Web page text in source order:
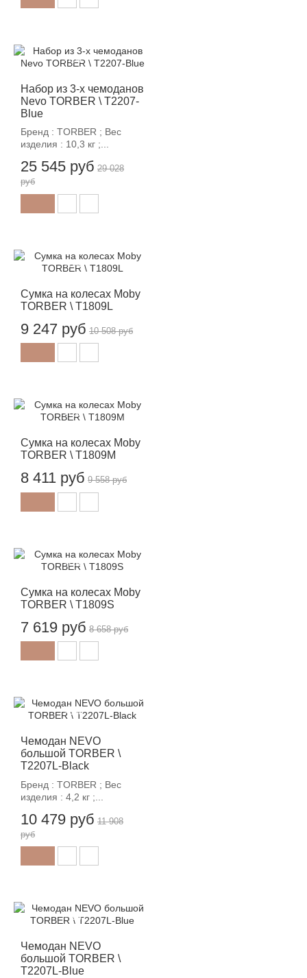
Набор из 3-х чемоданов
Nevo TORBER \ T2207-
Blue
Бренд : TORBER ; Вес
изделия : 10,3 кг ;...
25 545 руб
-12%
29 028
руб
Сумка на колесах Moby
TORBER \ T1809L
9 247 руб
-12%
10 508 руб
Сумка на колесах Moby
TORBER \ T1809M
8 411 руб
-12%
9 558 руб
Сумка на колесах Moby
TORBER \ T1809S
7 619 руб
-12%
8 658 руб
Чемодан NEVO
большой TORBER \
T2207L-Black
Бренд : TORBER ; Вес
изделия : 4,2 кг ;...
10 479 руб
-12%
11 908
руб
Чемодан NEVO
большой TORBER \
T2207L-Blue
-12%